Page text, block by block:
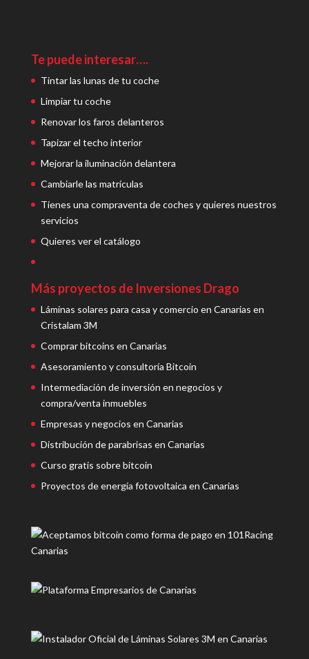
Te puede interesar….
Tintar las lunas de tu coche
Limpiar tu coche
Renovar los faros delanteros
Tapizar el techo interior
Mejorar la iluminación delantera
Cambiarle las matrículas
Tienes una compraventa de coches y quieres nuestros
servicios
Quieres ver el catálogo
Más proyectos de Inversiones Drago
Láminas solares para casa y comercio en Canarias en
Cristalam 3M
Comprar bitcoins en Canarias
Asesoramiento y consultoría Bitcoin
Intermediación de inversión en negocios y
compra/venta inmuebles
Empresas y negocios en Canarias
Distribución de parabrisas en Canarias
Curso gratis sobre bitcoin
Proyectos de energía fotovoltaica en Canarias